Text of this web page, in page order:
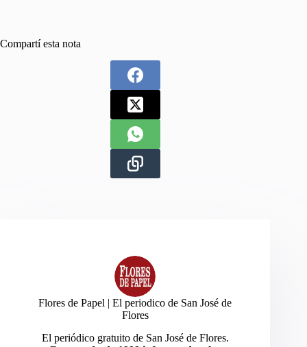
Compartí esta nota
Flores de Papel | El periodico de San José de
Flores
El periódico gratuito de San José de Flores.